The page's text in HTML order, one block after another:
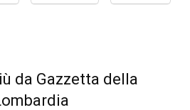
da Gazzetta della